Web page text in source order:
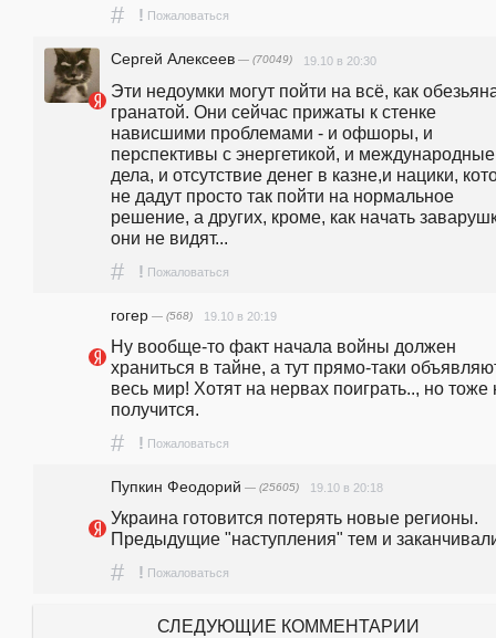
# ! Пожаловаться
Сергей Алексеев — (70049) 19.10 в 20:30
Эти недоумки могут пойти на всё, как
гранатой. Они сейчас прижаты к стенке
нависшими проблемами - и офшоры, и
перспективы с энергетикой, и международные
дела, и отсутствие денег в казне,и нацики,
не дадут просто так пойти на нормальное
решение, а других, кроме, как начать
они не видят...
# ! Пожаловаться
гогер — (568) 19.10 в 20:19
Ну вообще-то факт начала войны должен
храниться в тайне, а тут прямо-таки
весь мир! Хотят на нервах поиграть.., но тоже
получится.
# ! Пожаловаться
Пупкин Феодорий — (25605) 19.10 в 20:18
Украина готовится потерять новые регионы.
Предыдущие "наступления" тем и
# ! Пожаловаться
СЛЕДУЮЩИЕ КОММЕНТАРИИ